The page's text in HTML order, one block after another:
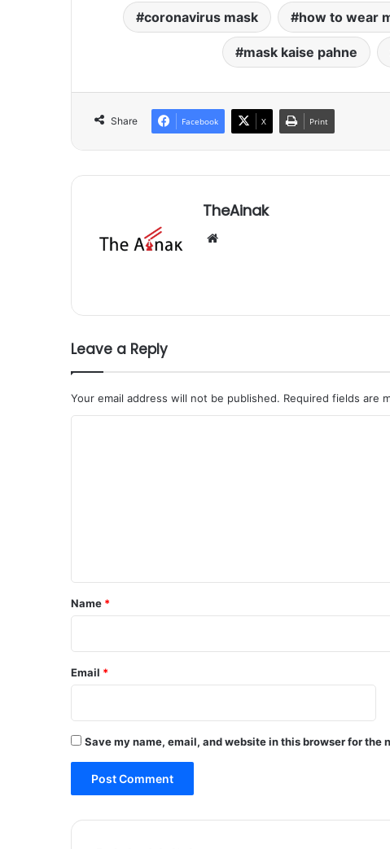
coronavirus mask how to wear
mask kaise pahne
Share Facebook X Print
TheAinak
Leave a Reply
Your email address will not be published. Required fields are
*
Name *
Email *
Save my name, email, and website in this browser for the